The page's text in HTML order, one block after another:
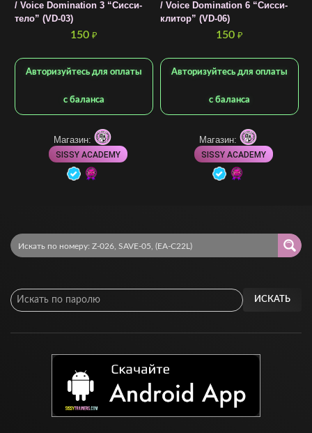
/ Voice Domination 3 “Сисси-
тело” (VD-03)
150 ₽
Авторизуйтесь для оплаты
с баланса
Магазин:
SISSY ACADEMY
/ Voice Domination 6 “Сисси-
клитор” (VD-06)
150 ₽
Авторизуйтесь для оплаты
с баланса
Магазин:
SISSY ACADEMY
ИСКАТЬ